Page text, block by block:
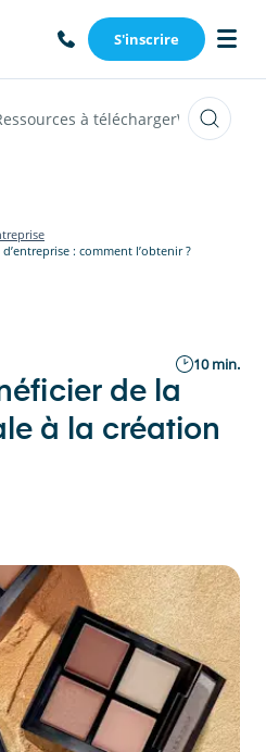
S'inscrire
à téléchargerWebinars
: comment l’obtenir ?
10 min.
de la
à la création